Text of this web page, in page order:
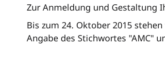
Zur Anmeldung und Gestaltung
Bis zum 24. Oktober 2015
Angabe des Stichwortes "AMC"